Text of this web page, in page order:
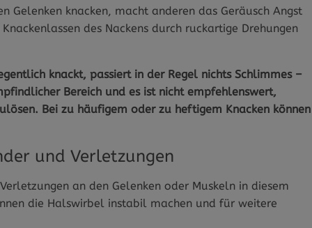
Gelenken knacken, macht anderen das Geräusch Angst
des Nackens durch ruckartige Drehungen
knackt, passiert in der Regel nichts Schlimmes –
Bereich und es ist nicht empfehlenswert,
Bei zu häufigem oder zu heftigem Knacken können
und Verletzungen
an den Gelenken oder Muskeln in diesem
die Halswirbel instabil machen und für weitere